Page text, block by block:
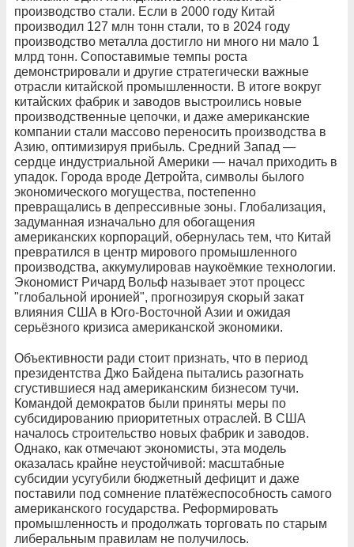
производство стали. Если в 2000 году Китай
производил 127 млн тонн стали, то в 2024 году
производство металла достигло ни много ни мало 1
млрд тонн. Сопоставимые темпы роста
демонстрировали и другие стратегически важные
отрасли китайской промышленности. В итоге вокруг
китайских фабрик и заводов выстроились новые
производственные цепочки, и даже американские
компании стали массово переносить производства в
Азию, оптимизируя прибыль. Средний Запад —
сердце индустриальной Америки — начал приходить в
упадок. Города вроде Детройта, символы былого
экономического могущества, постепенно
превращались в депрессивные зоны. Глобализация,
задуманная изначально для обогащения
американских корпораций, обернулась тем, что Китай
превратился в центр мирового промышленного
производства, аккумулировав наукоёмкие технологии.
Экономист Ричард Вольф называет этот процесс
"глобальной иронией", прогнозируя скорый закат
влияния США в Юго-Восточной Азии и ожидая
серьёзного кризиса американской экономики.
Объективности ради стоит признать, что в период
президентства Джо Байдена пытались разогнать
сгустившиеся над американским бизнесом тучи.
Командой демократов были приняты меры по
субсидированию приоритетных отраслей. В США
началось строительство новых фабрик и заводов.
Однако, как отмечают экономисты, эта модель
оказалась крайне неустойчивой: масштабные
субсидии усугубили бюджетный дефицит и даже
поставили под сомнение платёжеспособность самого
американского государства. Реформировать
промышленность и продолжать торговать по старым
либеральным правилам не получилось.